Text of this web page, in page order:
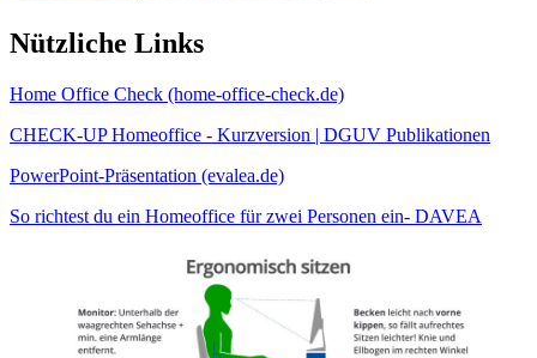
Nützliche Links
Home Office Check (home-office-check.de)
CHECK-UP Homeoffice - Kurzversion | DGUV Publikationen
PowerPoint-Präsentation (evalea.de)
So richtest du ein Homeoffice für zwei Personen ein- DAVEA